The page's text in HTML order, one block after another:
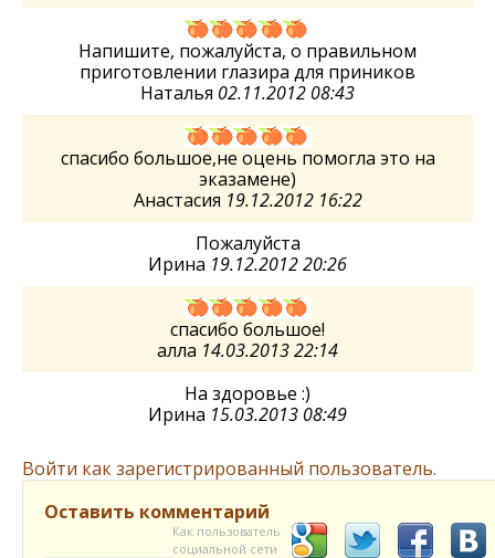
Напишите, пожалуйста, о правильном
приготовлении глазира для приников
Наталья 02.11.2012 08:43
спасибо большое,не оцень помогла это на
эказамене)
Анастасия 19.12.2012 16:22
Пожалуйста
Ирина 19.12.2012 20:26
спасибо большое!
алла 14.03.2013 22:14
На здоровье :)
Ирина 15.03.2013 08:49
Войти как зарегистрированный пользователь.
Оставить комментарий
Как пользователь
социальной сети